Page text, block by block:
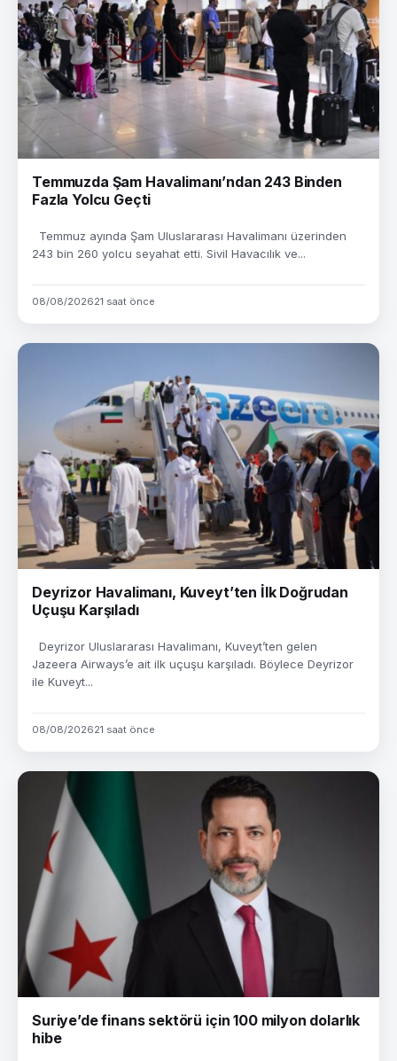
Temmuzda Şam Havalimanı’ndan 243 Binden
Fazla Yolcu Geçti
Temmuz ayında Şam Uluslararası Havalimanı üzerinden
243 bin 260 yolcu seyahat etti. Sivil Havacılık ve...
08/08/202621 saat önce
Deyrizor Havalimanı, Kuveyt’ten İlk Doğrudan
Uçuşu Karşıladı
Deyrizor Uluslararası Havalimanı, Kuveyt’ten gelen
Jazeera Airways’e ait ilk uçuşu karşıladı. Böylece Deyrizor
ile Kuveyt...
08/08/202621 saat önce
Suriye’de finans sektörü için 100 milyon dolarlık
hibe